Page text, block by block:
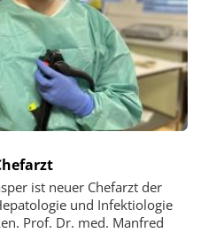
ist neuer Chefarzt der
und Infektiologie
Prof. Dr. med. Manfred